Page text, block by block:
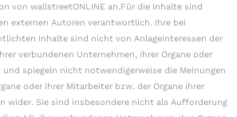
von wallstreetONLINE an.Für die Inhalte sind
externen Autoren verantwortlich. Ihre bei
Inhalte sind nicht von Anlageinteressen der
verbundenen Unternehmen, ihrer Organe oder
spiegeln nicht notwendigerweise die Meinungen
oder ihrer Mitarbeiter bzw. der Organe ihrer
wider. Sie sind insbesondere nicht als Aufforderung